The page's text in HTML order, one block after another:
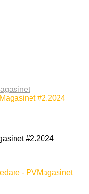
#2.2024
- PVMagasinet